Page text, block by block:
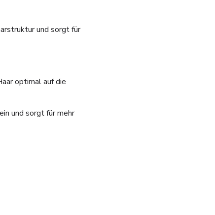
und sorgt für
optimal auf die
und sorgt für mehr